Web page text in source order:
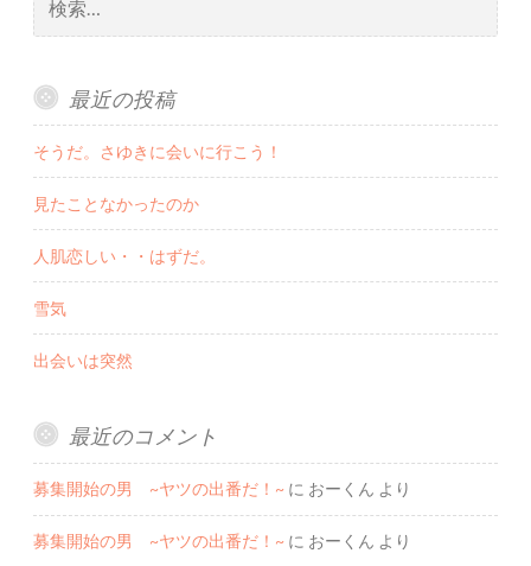
索:
最近の投稿
そうだ。さゆきに会いに行こう！
見たことなかったのか
人肌恋しい・・はずだ。
雪気
出会いは突然
最近のコメント
募集開始の男 ~ヤツの出番だ！~ に おーくん より
募集開始の男 ~ヤツの出番だ！~ に おーくん より